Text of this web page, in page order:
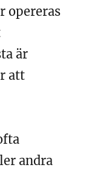
opereras
är
att
andra